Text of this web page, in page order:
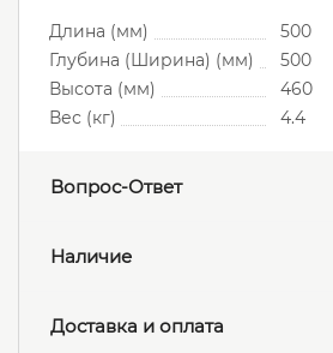
Длина (мм)
500
Глубина (Ширина) (мм)
500
Высота (мм)
460
Вес (кг)
4.4
Вопрос-Ответ
Наличие
Доставка и оплата